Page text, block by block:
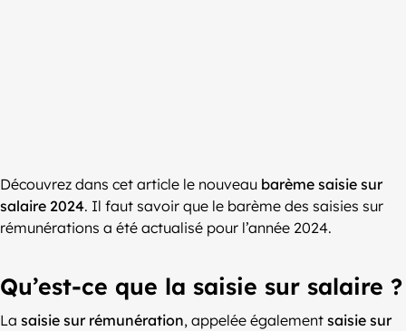
Découvrez dans cet article le nouveau barème saisie sur
salaire 2024. Il faut savoir que le barème des saisies sur
rémunérations a été actualisé pour l’année 2024.
Qu’est-ce que la saisie sur salaire ?
La saisie sur rémunération, appelée également saisie sur